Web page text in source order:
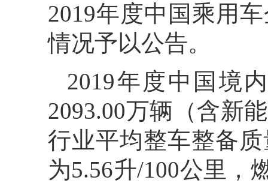
2019年度中国乘用
情况予以公告。
2019年度中国境
2093.00万辆（含新
行业平均整车整备
为5.56升/100公里，